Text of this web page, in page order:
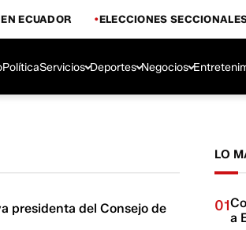
ECUADOR ELECCIONES
PolíticaServicios Deportes Negocios
presidenta del Consejo de
LO
01
a